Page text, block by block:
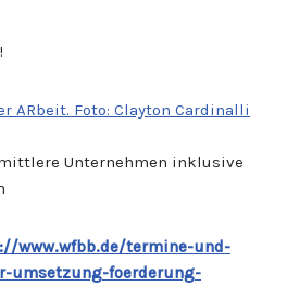
Unternehmen inklusive
www.wfbb.de/termine-und-
umsetzung-foerderung-